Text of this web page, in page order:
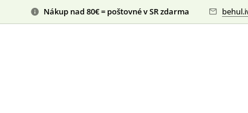
Nákup nad 80€ = poštovné v SR zdarma